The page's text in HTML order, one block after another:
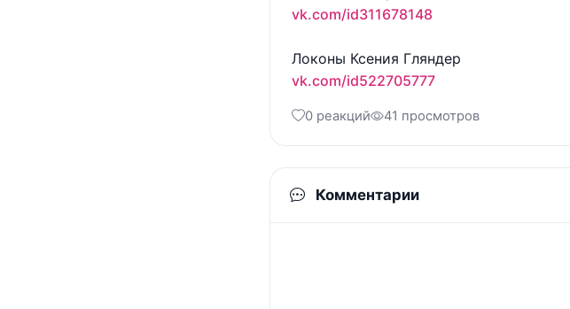
vk.com/id311678148
vk.com/id522705777
0 реакций 41 просмотров
Комментарии